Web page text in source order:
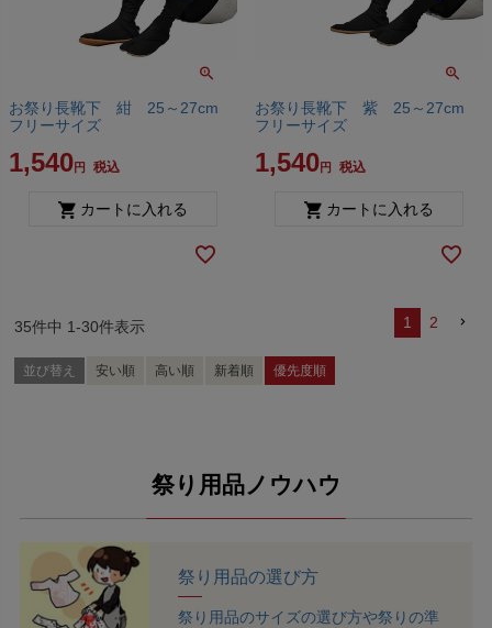
お祭り長靴下 紺 25～27cm
フリーサイズ
1,540 税込
カートに入れる
お祭り長靴下 紫 25～27cm
フリーサイズ
1,540 税込
カートに入れる
並び替え 安い順 高い順 新着順 優先度順
35件中 1-30件表示 1 2
祭り用品ノウハウ
祭り用品の選び方
祭り用品のサイズの選び方や祭りの準